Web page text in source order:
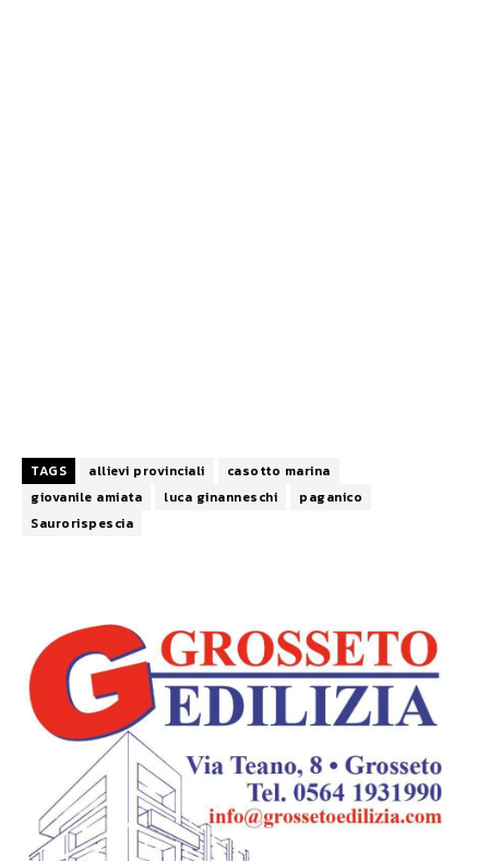
TAGS allievi provinciali
casotto marina
giovanile amiata
luca ginanneschi
paganico
Saurorispescia